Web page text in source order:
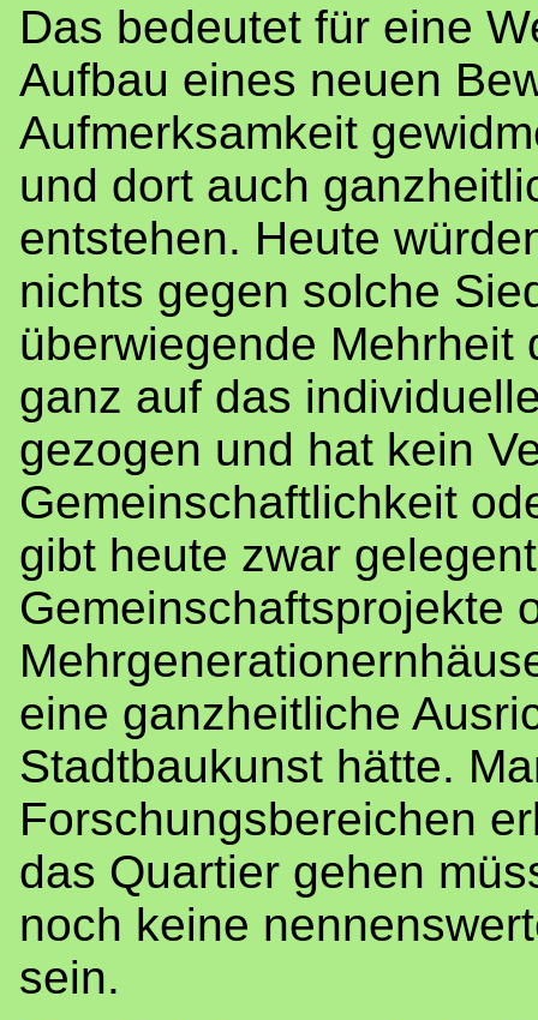
Das bedeutet für eine
Aufbau eines neuen
Aufmerksamkeit
und dort auch
entstehen. Heute
nichts gegen solche
überwiegende Mehrheit
ganz auf das
gezogen und hat kein
Gemeinschaftlichkeit
gibt heute zwar
Gemeinschaftsprojekte
eine ganzheitliche
Stadtbaukunst hätte.
Forschungsbereichen
das Quartier gehen
noch keine
sein.